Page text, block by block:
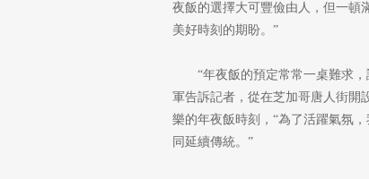
夜飯的選擇大可豐儉由人，但一頓
美好時刻的期盼。”
“年夜飯的預定常常一桌難求
軍告訴記者，從在芝加哥唐人街開
樂的年夜飯時刻，“為了活躍氣氛
同延續傳統。”